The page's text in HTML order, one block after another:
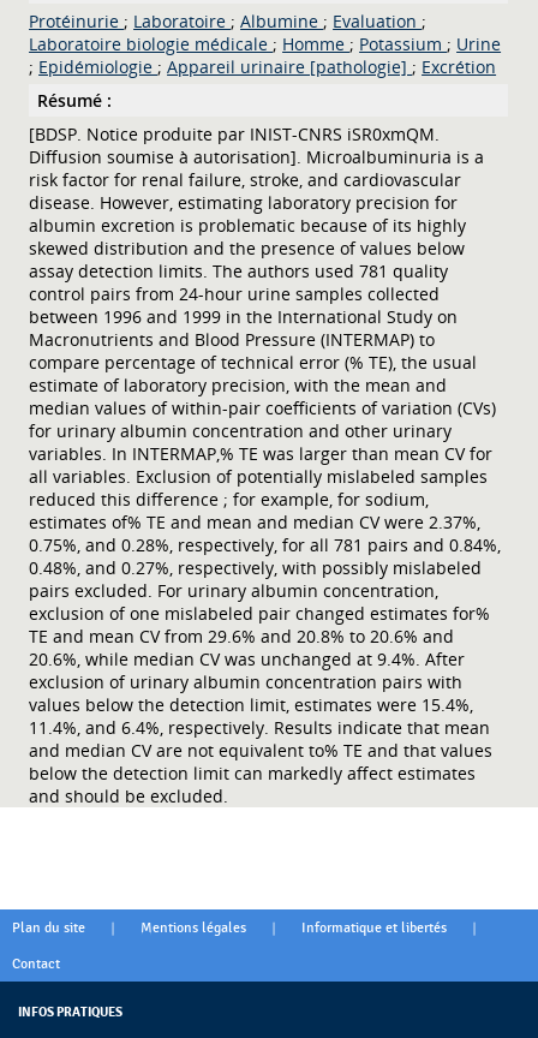
Protéinurie ; Laboratoire ; Albumine ; Evaluation ;
Laboratoire biologie médicale ; Homme ; Potassium ; Urine
; Epidémiologie ; Appareil urinaire [pathologie] ; Excrétion
Résumé :
[BDSP. Notice produite par INIST-CNRS iSR0xmQM.
Diffusion soumise à autorisation]. Microalbuminuria is a
risk factor for renal failure, stroke, and cardiovascular
disease. However, estimating laboratory precision for
albumin excretion is problematic because of its highly
skewed distribution and the presence of values below
assay detection limits. The authors used 781 quality
control pairs from 24-hour urine samples collected
between 1996 and 1999 in the International Study on
Macronutrients and Blood Pressure (INTERMAP) to
compare percentage of technical error (% TE), the usual
estimate of laboratory precision, with the mean and
median values of within-pair coefficients of variation (CVs)
for urinary albumin concentration and other urinary
variables. In INTERMAP,% TE was larger than mean CV for
all variables. Exclusion of potentially mislabeled samples
reduced this difference ; for example, for sodium,
estimates of% TE and mean and median CV were 2.37%,
0.75%, and 0.28%, respectively, for all 781 pairs and 0.84%,
0.48%, and 0.27%, respectively, with possibly mislabeled
pairs excluded. For urinary albumin concentration,
exclusion of one mislabeled pair changed estimates for%
TE and mean CV from 29.6% and 20.8% to 20.6% and
20.6%, while median CV was unchanged at 9.4%. After
exclusion of urinary albumin concentration pairs with
values below the detection limit, estimates were 15.4%,
11.4%, and 6.4%, respectively. Results indicate that mean
and median CV are not equivalent to% TE and that values
below the detection limit can markedly affect estimates
and should be excluded.
Plan du site | Mentions légales | Informatique et libertés |
Contact
INFOS PRATIQUES